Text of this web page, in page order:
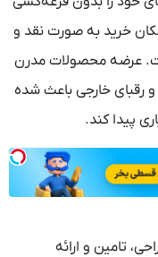
خرید به صورت نقد و
عرضه محصولات مدرن
رقبای خارجی باعث شده
پیدا کند.
در سال ۱۳۹۶ برای طراحی، تامین و ارائه